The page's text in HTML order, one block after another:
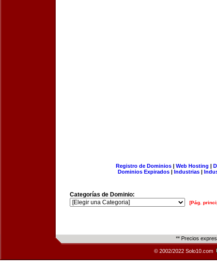
Registro de Dominios| Web Hosting |
Dominios Expirados | Industrias |
Categorías de Dominio:
[Pág.
** Precios
© 2002/2022 Solo10.com